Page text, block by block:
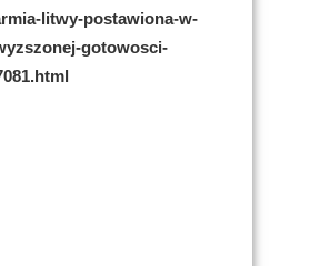
litwy-postawiona-w-
gotowosci-